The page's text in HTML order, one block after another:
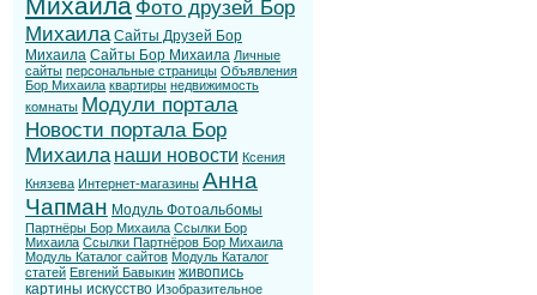
Михаила Фото друзей Бор
Михаила Сайты Друзей Бор
Михаила Сайты Бор Михаила Личные
сайты персональные страницы Объявления
Бор Михаила квартиры недвижимость
комнаты Модули портала
Новости портала Бор
Михаила наши новости Ксения
Князева Интернет-магазины Анна
Чапман Модуль Фотоальбомы
Партнёры Бор Михаила Ссылки Бор
Михаила Ссылки Партнёров Бор Михаила
Модуль Каталог сайтов Модуль Каталог
статей Евгений Бавыкин живопись
картины искусство Изобразительное